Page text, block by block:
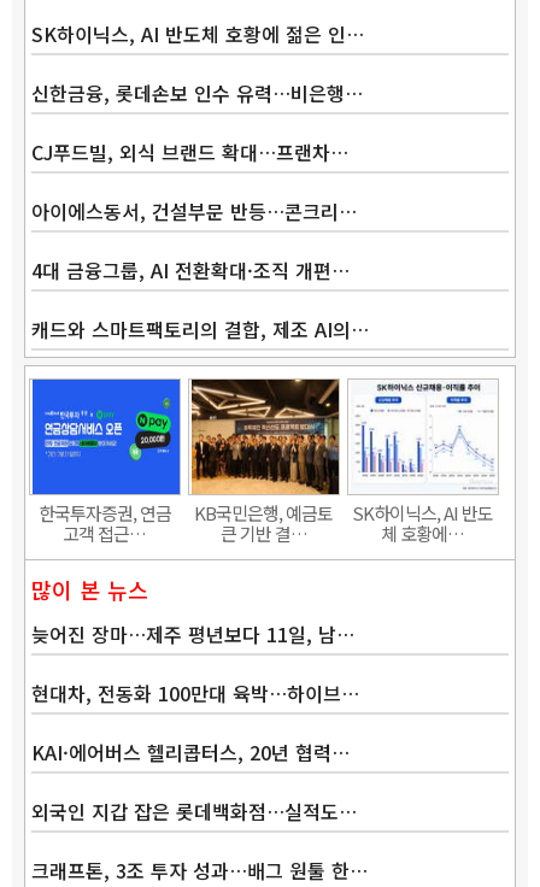
Band
SK하이닉스, AI 반도체 호황에 젊은 인…
신한금융, 롯데손보 인수 유력…비은행…
CJ푸드빌, 외식 브랜드 확대…프랜차…
아이에스동서, 건설부문 반등…콘크리…
4대 금융그룹, AI 전환확대·조직 개편…
캐드와 스마트팩토리의 결합, 제조 AI의…
한국투자증권, 연금
고객 접근…
KB국민은행, 예금토
큰 기반 결…
SK하이닉스, AI 반도
체 호황에…
많이 본 뉴스
늦어진 장마…제주 평년보다 11일, 남…
현대차, 전동화 100만대 육박…하이브…
KAI·에어버스 헬리콥터스, 20년 협력…
외국인 지갑 잡은 롯데백화점…실적도…
크래프톤, 3조 투자 성과…배그 원툴 한…